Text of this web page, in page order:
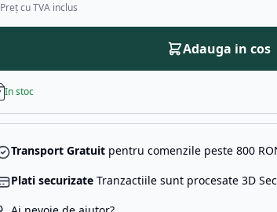
Preț cu TVA inclus
Adauga in cos
In stoc
Transport Gratuit pentru comenzile peste 800
Plati securizate Tranzactiile sunt procesate 3D